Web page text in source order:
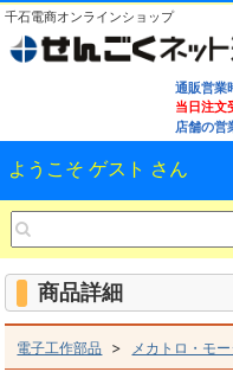
千石電商オンラインショップ
通販営業
当日注文
店舗の営
ようこそ ゲスト さん
商品詳細
電子工作部品 > メカトロ・モ